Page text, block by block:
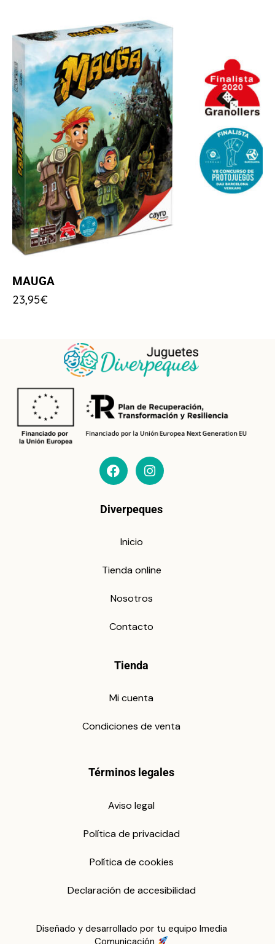
MAUGA
23,95€
Diverpeques
Inicio
Tienda online
Nosotros
Contacto
Tienda
Mi cuenta
Condiciones de venta
Términos legales
Aviso legal
Política de privacidad
Política de cookies
Declaración de accesibilidad
Diseñado y desarrollado por tu equipo Imedia
Comunicación